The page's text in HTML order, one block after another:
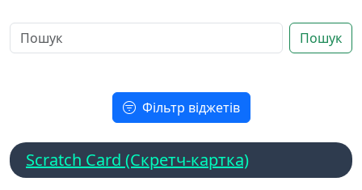
Пошук
Фільтр віджетів
Scratch Card (Скретч-картка)